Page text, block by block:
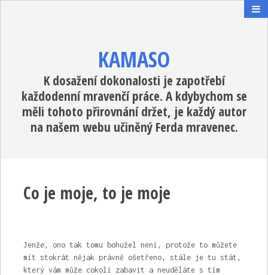
KAMASO
K dosažení dokonalosti je zapotřebí
každodenní mravenčí práce. A kdybychom se
měli tohoto přirovnání držet, je každý autor
na našem webu učiněný Ferda mravenec.
Co je moje, to je moje
Jenže, ono tak tomu bohužel není, protože to můžete
mít stokrát nějak právně ošetřeno, stále je tu stát,
který vám může cokoli zabavit a neuděláte s tím